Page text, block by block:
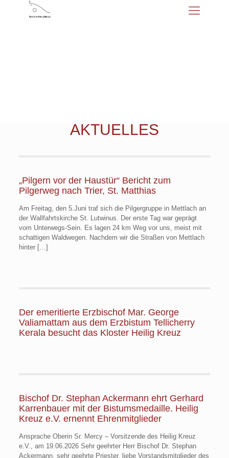
AKTUELLES
„Pilgern vor der Haustür“ Bericht zum
Pilgerweg nach Trier, St. Matthias
Am Freitag, den 5.Juni traf sich die Pilgergruppe in Mettlach an
der Wallfahrtskirche St. Lutwinus. Der erste Tag war geprägt
vom Unterwegs-Sein. Es lagen 24 km Weg vor uns, meist mit
schattigen Waldwegen. Nachdem wir die Straßen von Mettlach
hinter[…]
Der emeritierte Erzbischof Mar. George
Valiamattam aus dem Erzbistum Tellicherry
Kerala besucht das Kloster Heilig Kreuz
Bischof Dr. Stephan Ackermann ehrt Gerhard
Karrenbauer mit der Bistumsmedaille. Heilig
Kreuz e.V. ernennt Ehrenmitglieder
Ansprache Oberin Sr. Mercy – Vorsitzende des Heilig Kreuz
e.V., am 19.06.2026 Sehr geehrter Herr Bischof Dr. Stephan
Ackermann, sehr geehrte Priester, liebe Vorstandsmitglieder des